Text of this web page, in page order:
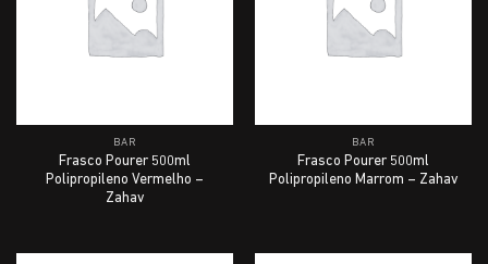
BAR
Frasco Pourer 500ml
Polipropileno Vermelho –
Zahav
BAR
Frasco Pourer 500ml
Polipropileno Marrom – Zahav